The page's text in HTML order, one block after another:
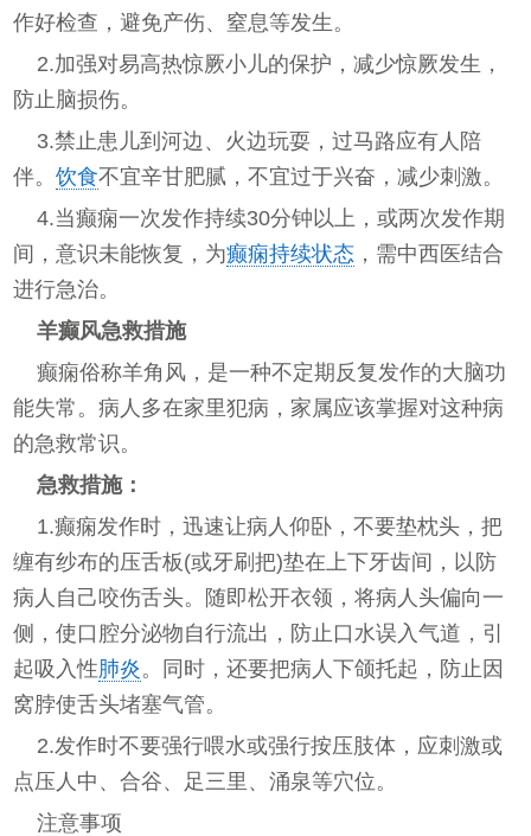
作好检查，避免产伤、窒息等发生。
2.加强对易高热惊厥小儿的保护，减少惊厥发生，
防止脑损伤。
3.禁止患儿到河边、火边玩耍，过马路应有人陪
伴。饮食不宜辛甘肥腻，不宜过于兴奋，减少刺激。
4.当癫痫一次发作持续30分钟以上，或两次发作期
间，意识未能恢复，为癫痫持续状态 ，需中西医结合
进行急治。
羊癫风急救措施
癫痫俗称羊角风，是一种不定期反复发作的大脑功
能失常。病人多在家里犯病，家属应该掌握对这种病
的急救常识。
急救措施：
1.癫痫发作时，迅速让病人仰卧，不要垫枕头，把
缠有纱布的压舌板(或牙刷把)垫在上下牙齿间，以防
病人自己咬伤舌头。随即松开衣领，将病人头偏向一
侧，使口腔分泌物自行流出，防止口水误入气道，引
起吸入性肺炎。同时，还要把病人下颌托起，防止因
窝脖使舌头堵塞气管。
2.发作时不要强行喂水或强行按压肢体，应刺激或
点压人中、合谷、足三里、涌泉等穴位。
注意事项